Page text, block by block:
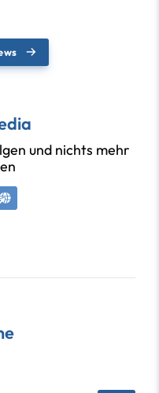
und nichts mehr